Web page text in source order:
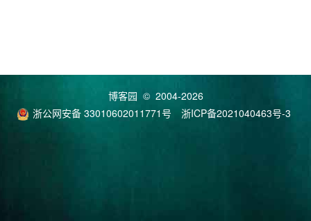
博客园 © 2004-2026
浙公网安备 33010602011771号
浙ICP备2021040463号-3